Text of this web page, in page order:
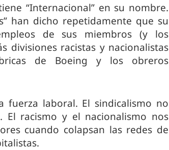
“Internacional” en su nombre.
han dicho repetidamente que su
de sus miembros (y los
divisiones racistas y nacionalistas
de Boeing y los obreros
fuerza laboral. El sindicalismo no
El racismo y el nacionalismo nos
cuando colapsan las redes de